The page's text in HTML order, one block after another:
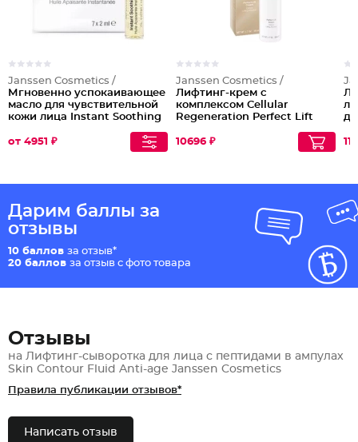
Janssen Cosmetics /
Мгновенно успокаивающее
масло для чувствительной
кожи лица Instant Soothing
от 4951 ₽
Janssen Cosmetics /
Лифтинг-крем с
комплексом Cellular
Regeneration Perfect Lift
10696 ₽
Дарим баллы за
отзывы
10 баллов за отзыв*
20 баллов за отзыв с фото товара
Отзывы
на Лифтинг-сыворотка для лица с пептидами в ампулах
Skin Contour Fluid Anti-age Janssen Cosmetics
Правила публикации отзывов*
Написать отзыв